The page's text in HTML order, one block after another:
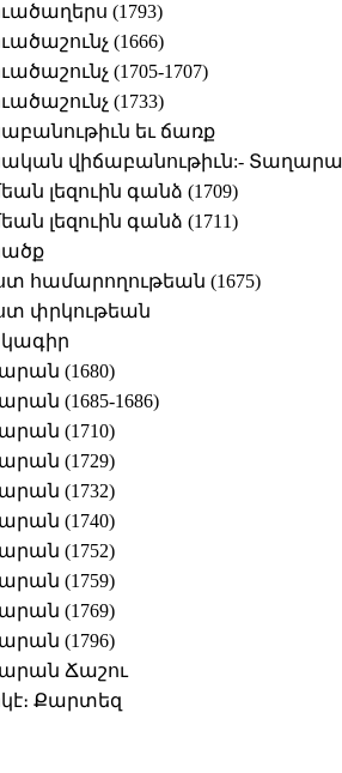
(1793)
(1666)
(1705-1707)
(1733)
եւ ճառք
վիճաբանութիւն:-
լեզուին գանձ (1709)
լեզուին գանձ (1711)
համարողութեան (1675)
փրկութեան
(1680)
(1685-1686)
(1710)
(1729)
(1732)
(1740)
(1752)
(1759)
(1769)
(1796)
Ճաշու
Քարտեզ